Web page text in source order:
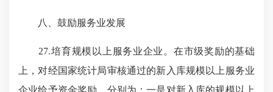
八、鼓励服务业发展
27.培育规模以上服务业企业。在市级奖励的基础
上，对经国家统计局审核通过的新入库规模以上服务业
企业给予资金奖励，分别为：一是对新入库的规模以上